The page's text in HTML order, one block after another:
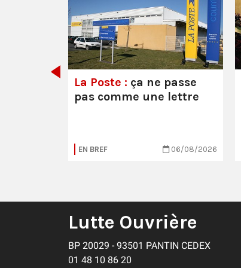
La Poste : ça ne passe
pas comme une lettre
EN BREF 06/08/2026
Lutte Ouvrière
BP 20029 - 93501 PANTIN CEDEX
01 48 10 86 20